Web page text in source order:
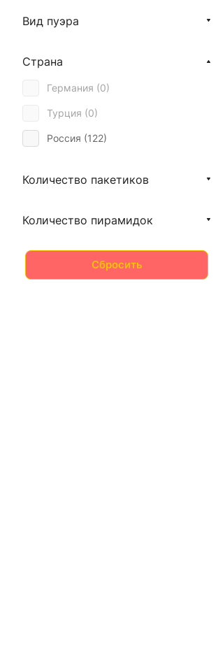
Вид пуэра
Страна
Германия (0)
Турция (0)
Россия (122)
Количество пакетиков
Количество пирамидок
Сбросить